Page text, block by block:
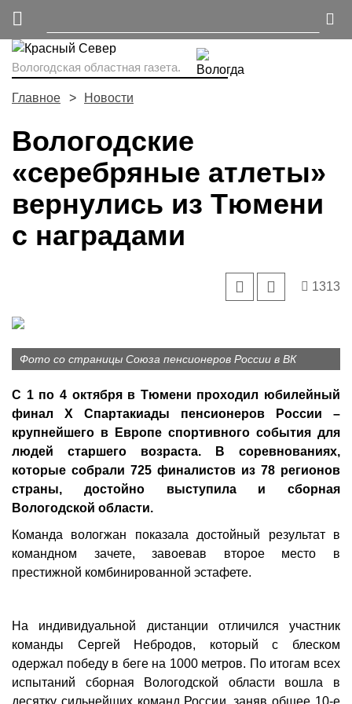
Вологодская областная газета.
Главное Новости
Вологодские
«серебряные атлеты»
вернулись из Тюмени
с наградами
1313
Фото со страницы Союза пенсионеров России в ВК
С 1 по 4 октября в Тюмени проходил юбилейный
финал Х Спартакиады пенсионеров России –
крупнейшего в Европе спортивного события для
людей старшего возраста. В соревнованиях,
которые собрали 725 финалистов из 78 регионов
страны, достойно выступила и сборная
Вологодской области.
Команда вологжан показала достойный результат в
командном зачете, завоевав второе место в
престижной комбинированной эстафете.
На индивидуальной дистанции отличился участник
команды Сергей Небродов, который с блеском
одержал победу в беге на 1000 метров. По итогам всех
испытаний сборная Вологодской области вошла в
десятку сильнейших команд России, заняв общее 10-е